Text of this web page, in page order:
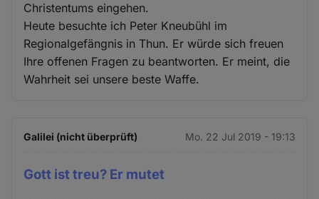
Christentums eingehen.
Heute besuchte ich Peter Kneubühl im
Regionalgefängnis in Thun. Er würde sich freuen
Ihre offenen Fragen zu beantworten. Er meint, die
Wahrheit sei unsere beste Waffe.
Galilei (nicht überprüft) Mo. 22 Jul 2019 - 19:13
Gott ist treu? Er mutet